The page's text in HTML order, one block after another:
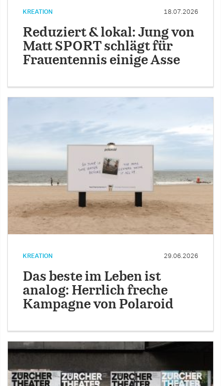
KREATION 18.07.2026
Reduziert & lokal: Jung von
Matt SPORT schlägt für
Frauentennis einige Asse
KREATION 29.06.2026
Das beste im Leben ist
analog: Herrlich freche
Kampagne von Polaroid